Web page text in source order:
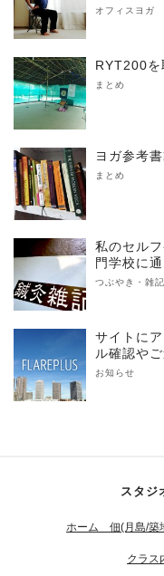
オフィスヨガ
RYT200を
まとめ
ヨガ参考
まとめ
私のセル
門学校に
つぶやき・雑記
サイトに
ル確認や
お知らせ
スタジ
ホーム 佃(月島/築
クラス